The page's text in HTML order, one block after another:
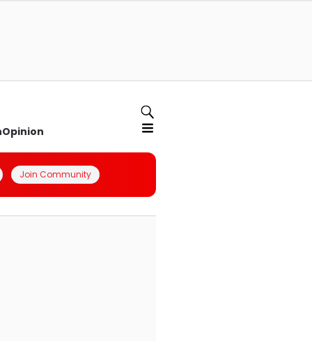
Opinion
Join Community